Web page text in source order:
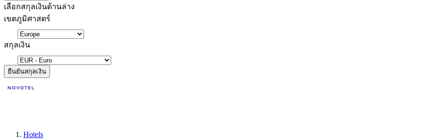
เลือกสกุลเงินด้านล่าง
เขตภูมิศาสตร์
สกุลเงิน
ยืนยันสกุลเงิน
Hotels